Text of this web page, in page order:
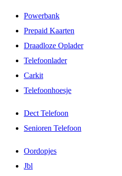
Powerbank
Prepaid Kaarten
Draadloze Oplader
Telefoonlader
Carkit
Telefoonhoesje
Dect Telefoon
Senioren Telefoon
Oordopjes
Jbl